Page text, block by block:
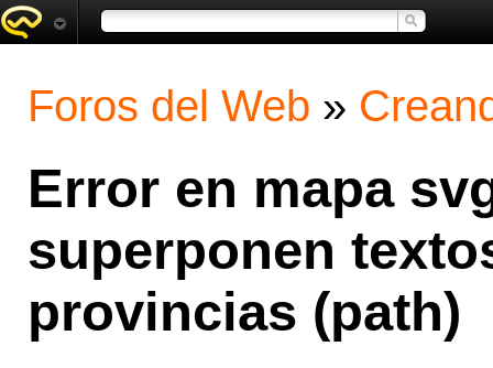
Foros del Web »
Error en mapa
superponen
provincias (path)